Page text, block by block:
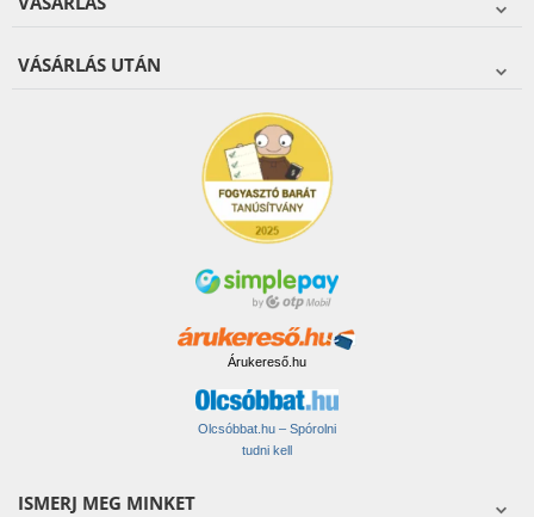
VÁSÁRLÁS UTÁN
Árukereső.hu
Olcsóbbat.hu – Spórolni
tudni kell
ISMERJ MEG MINKET